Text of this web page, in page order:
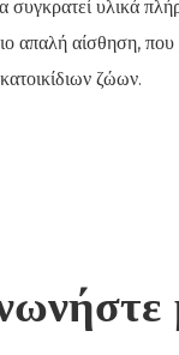
συγκρατεί υλικά
απαλή αίσθηση, που
ζώων.